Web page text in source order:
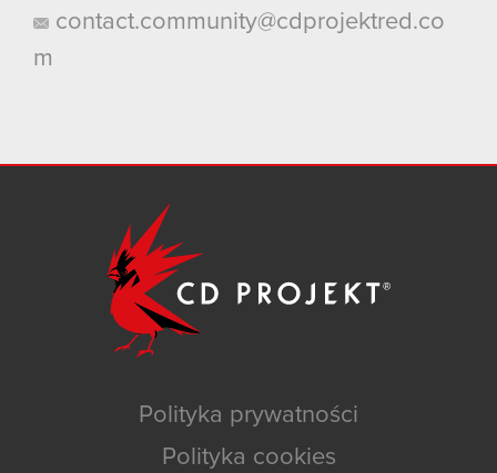
contact.community@cdprojektred.co
m
Polityka prywatności
Polityka cookies